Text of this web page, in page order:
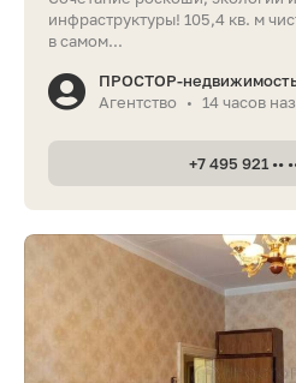
инфраструктуры! 105,4 кв. м
в самом...
ПРОСТОР-
Агентство
• 14 часов
+7 495 921 ••